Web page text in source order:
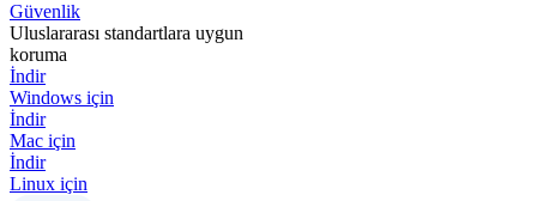
Güvenlik
Uluslararası standartlara uygun
koruma
İndir
Windows için
İndir
Mac için
İndir
Linux için